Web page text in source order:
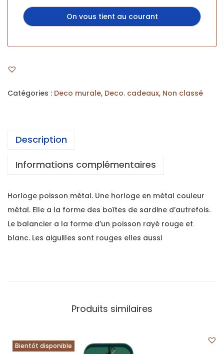
Catégories : Deco murale, Deco. cadeaux, Non classé
Description
Informations complémentaires
Horloge poisson métal. Une horloge en métal couleur
métal. Elle a la forme des boîtes de sardine d’autrefois.
Le balancier a la forme d’un poisson rayé rouge et
blanc. Les aiguilles sont rouges elles aussi
Produits similaires
Bientôt disponible